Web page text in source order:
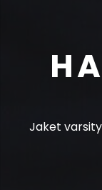
Jaket